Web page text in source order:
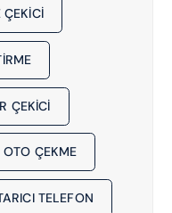
ÇEKICI
ÇEKICI
OTO ÇEKME
TELEFON